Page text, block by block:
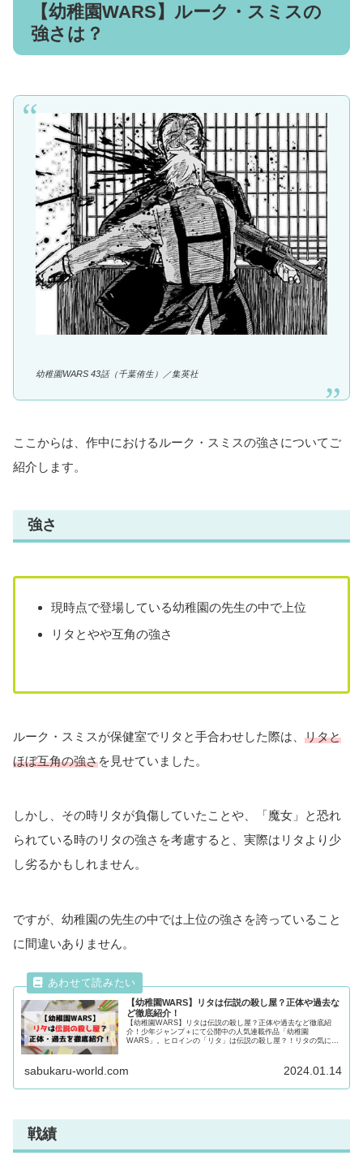
【幼稚園WARS】ルーク・スミスの
強さは？
幼稚園WARS 43話（千葉侑生）／集英社
ここからは、作中におけるルーク・スミスの強さについてご
紹介します。
強さ
現時点で登場している幼稚園の先生の中で上位
リタとやや互角の強さ
ルーク・スミスが保健室でリタと手合わせした際は、 リタと
ほぼ互角の強さを見せていました。
しかし、その時リタが負傷していたことや、「魔女」と恐れ
られている時のリタの強さを考慮すると、実際はリタより少
し劣るかもしれません。
ですが、幼稚園の先生の中では上位の強さを誇っていること
に間違いありません。
【幼稚園WARS】リタは伝説の殺し屋？正体や過去な
ど徹底紹介！
【幼稚園WARS】リタは伝説の殺し屋？正体や過去など徹底紹
介！少年ジャンプ＋にて公開中の人気連載作品「幼稚園
WARS」。ヒロインの「リタ」は伝説の殺し屋？！リタの気にな
sabukaru-world.com 2024.01.14
戦績